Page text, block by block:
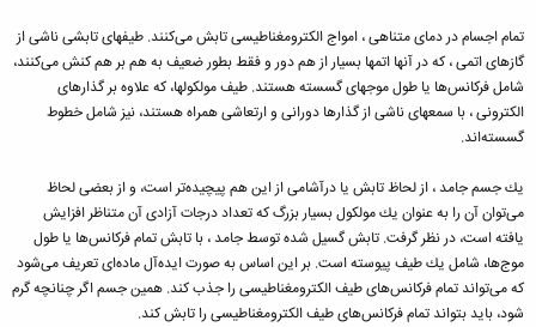
تمام اجسام در دمای متناهی ، امواج الكترومغناطیسی تابش می‌‌كنند. طیفهای تابشی ناشی از
گازهای اتمی ، كه در آنها اتمها بسیار از هم دور و فقط بطور ضعیف به هم بر هم كنش می‌كنند،
شامل فركانس‌ها یا طول موجهای گسسته هستند. طیف مولكولها، كه علاوه بر گذارهای
الكترونی ، با سمعهای ناشی از گذارها دورانی و ارتعاشی همراه هستند، نیز شامل خطوط
گسسته‌اند.
یك جسم جامد ، از لحاظ تابش یا درآشامی از این هم پیچیده‌تر است، و از بعضی لحاظ
می‌توان آن را به عنوان یك مولكول بسیار بزرگ كه تعداد درجات آزادی آن متناظر افزایش
یافته است، در نظر گرفت. تابش گسیل شده توسط جامد ، با تابش تمام فركانس‌ها یا طول
موج‌ها، شامل یك طیف پیوسته است. بر این اساس به صورت ایده‌آل ماده‌ای تعریف می‌شود
كه می‌تواند تمام فركانس‌های طیف الكترومغناطیسی را جذب كند. همین جسم اگر چنانچه گرم
شود، باید بتواند تمام فركانس‌های طیف الكترومغناطیسی را تابش كند.